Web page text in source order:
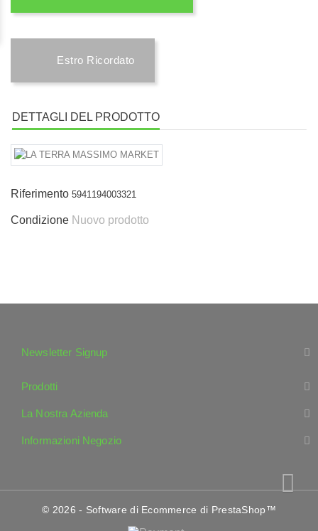
Estro Ricordato
DETTAGLI DEL PRODOTTO
Riferimento 5941194003321
Condizione Nuovo prodotto
Newsletter Signup
Prodotti
La Nostra Azienda
Informazioni Negozio
© 2026 - Software di Ecommerce di PrestaShop™